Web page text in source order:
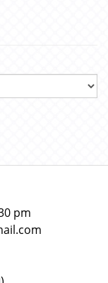
pm